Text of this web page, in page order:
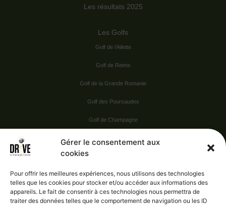
Gérer le consentement aux
cookies
Pour offrir les meilleures expériences, nous utilisons des technologies
telles que les cookies pour stocker et/ou accéder aux informations des
appareils. Le fait de consentir à ces technologies nous permettra de
traiter des données telles que le comportement de navigation ou les ID
Les résultats 2025
Les Golfs
Golf de l’Ailette
Golf de Reims
Golf de la Grande Romanie
Golf des Poursaudes
Golf de Champagne
Vie pratique